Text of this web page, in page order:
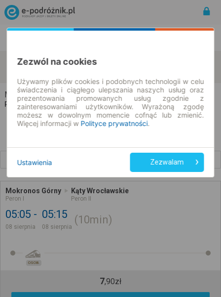
Mokronos Górny Kąty Wrocławskie
Mokronos Górny → Kąty Wrocławskie
Rozkład jazdy i bilety
Mokronos Górny
Peron I
Kąty Wrocławskie
Peron II
05:05
08 sierpnia
05:15
08 sierpnia
10min
OSOB.
7,90zł
Zezwól na cookies
Używamy plików cookies i podobnych technologii w celu
świadczenia i ciągłego ulepszania naszych usług oraz
prezentowania promowanych usług zgodnie z
zainteresowaniami użytkowników. Wyrażoną zgodę
możesz w dowolnym momencie cofnąć lub zmienić.
Więcej informacji w Polityce prywatności.
Ustawienia Zezwalam